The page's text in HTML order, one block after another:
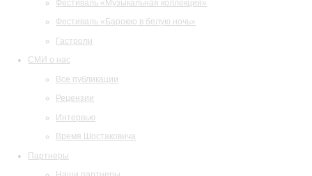
Фестиваль «Музыкальная коллекция»
Фестиваль «Барокко в белую ночь»
Гастроли
СМИ о нас
Все публикации
Рецензии
Интервью
Время Шостаковича
Партнеры